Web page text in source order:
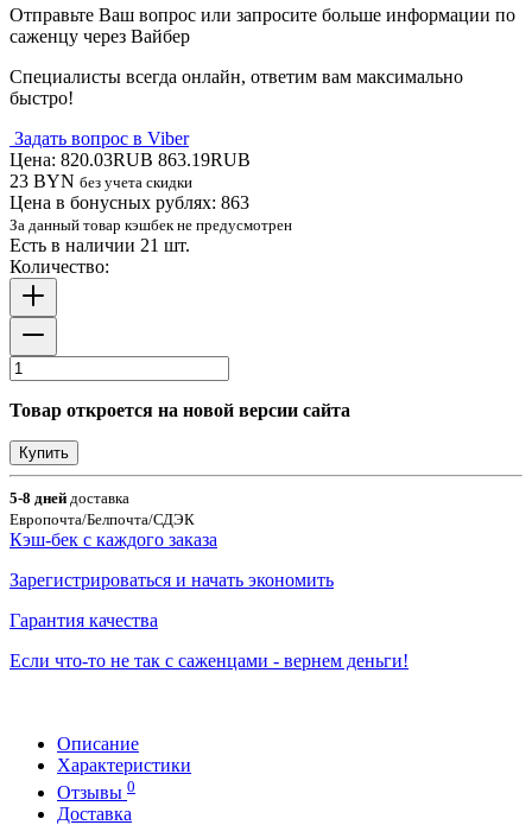
Отправьте Ваш вопрос или запросите больше информации по
саженцу через Вайбер
Специалисты всегда онлайн, ответим вам максимально
быстро!
Задать вопрос в Viber
Цена: 820.03RUB 863.19RUB
23 BYN без учета скидки
Цена в бонусных рублях: 863
За данный товар кэшбек не предусмотрен
Есть в наличии 21 шт.
Количество:
Товар откроется на новой версии сайта
Купить
5-8 дней доставка
Европочта/Белпочта/СДЭК
Кэш-бек с каждого заказа
Зарегистрироваться и начать экономить
Гарантия качества
Если что-то не так с саженцами - вернем деньги!
Описание
Характеристики
Отзывы 0
Доставка